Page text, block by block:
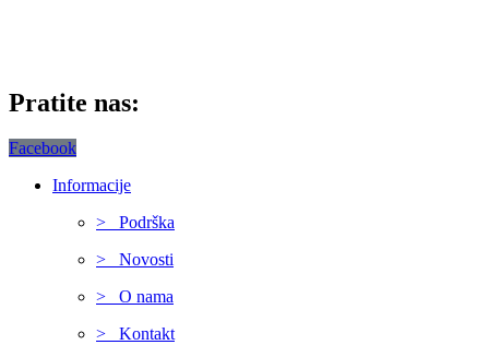
Pratite nas:
Facebook
Informacije
> Podrška
> Novosti
> O nama
> Kontakt